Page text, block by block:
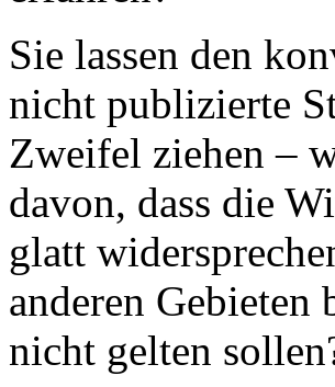
Sie lassen den
nicht publizierte
Zweifel ziehen –
davon, dass die
glatt
anderen
nicht gelten